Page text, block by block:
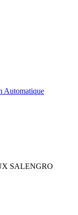
Automatique
SALENGRO